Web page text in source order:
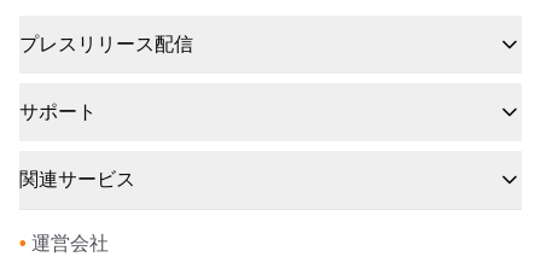
プレスリリース配信
サポート
関連サービス
• 運営会社